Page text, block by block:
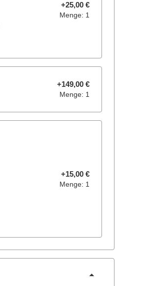
+25,00 €
Menge: 1
+149,00 €
Menge: 1
+15,00 €
Menge: 1